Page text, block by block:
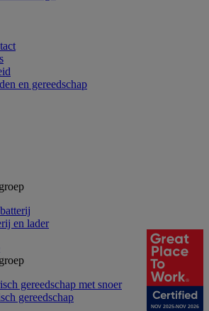
en gereedschap
en lader
gereedschap met snoer
gereedschap
NOV 2025-NOV 2026